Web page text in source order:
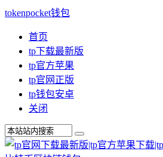
tokenpocket钱包
首页
tp下载最新版
tp官方苹果
tp官网正版
tp钱包安卓
关闭